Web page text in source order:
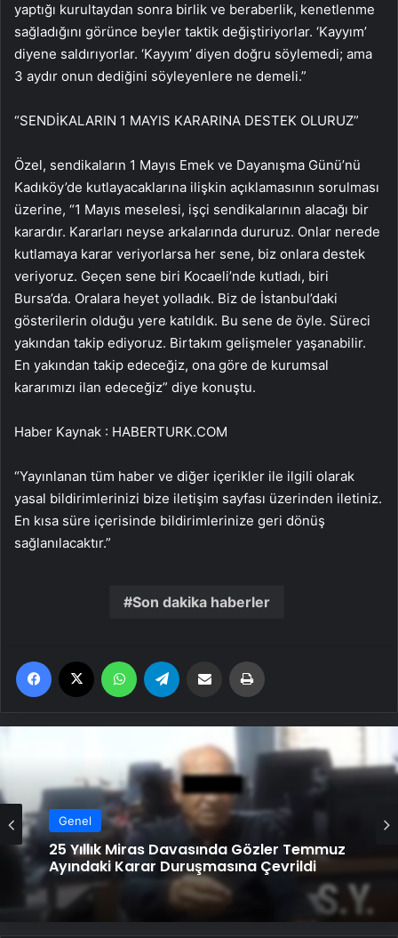
yaptığı kurultaydan sonra birlik ve beraberlik, kenetlenme
sağladığını görünce beyler taktik değiştiriyorlar. ‘Kayyım’
diyene saldırıyorlar. ‘Kayyım’ diyen doğru söylemedi; ama
3 aydır onun dediğini söyleyenlere ne demeli.”
“SENDİKALARIN 1 MAYIS KARARINA DESTEK OLURUZ”
Özel, sendikaların 1 Mayıs Emek ve Dayanışma Günü’nü
Kadıköy’de kutlayacaklarına ilişkin açıklamasının sorulması
üzerine, “1 Mayıs meselesi, işçi sendikalarının alacağı bir
karardır. Kararları neyse arkalarında dururuz. Onlar nerede
kutlamaya karar veriyorlarsa her sene, biz onlara destek
veriyoruz. Geçen sene biri Kocaeli’nde kutladı, biri
Bursa’da. Oralara heyet yolladık. Biz de İstanbul’daki
gösterilerin olduğu yere katıldık. Bu sene de öyle. Süreci
yakından takip ediyoruz. Birtakım gelişmeler yaşanabilir.
En yakından takip edeceğiz, ona göre de kurumsal
kararımızı ilan edeceğiz” diye konuştu.
Haber Kaynak : HABERTURK.COM
“Yayınlanan tüm haber ve diğer içerikler ile ilgili olarak
yasal bildirimlerinizi bize iletişim sayfası üzerinden iletiniz.
En kısa süre içerisinde bildirimlerinize geri dönüş
sağlanılacaktır.”
Son dakika haberler
Facebook WhatsApp Email'den paylaş
25 Yıllık Miras Davasında Gözler Temmuz
Ayındaki Karar Duruşmasına Çevrildi
Ortopodoloji İle Diyabetik Ayak Yarası